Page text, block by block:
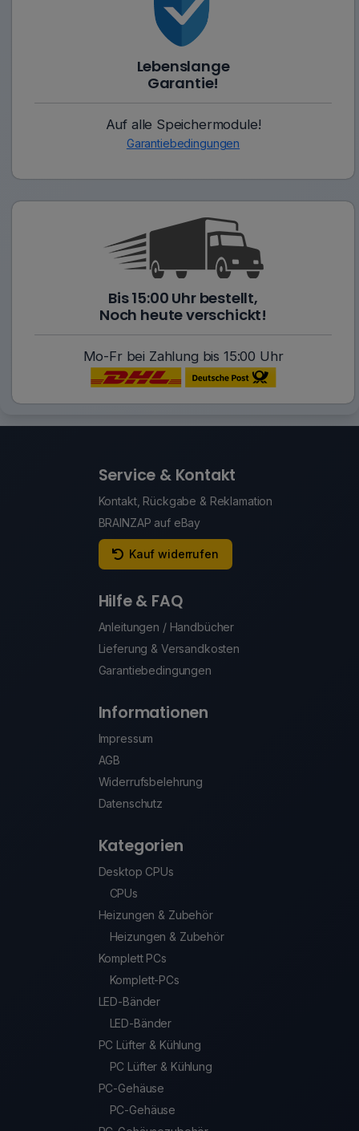
Lebenslange
Garantie!
Auf alle Speichermodule!
Garantiebedingungen
Bis 15:00 Uhr bestellt,
Noch heute verschickt!
Mo-Fr bei Zahlung bis 15:00 Uhr
Service & Kontakt
Kontakt, Rückgabe & Reklamation
BRAINZAP auf eBay
Kauf widerrufen
Hilfe & FAQ
Anleitungen / Handbücher
Lieferung & Versandkosten
Garantiebedingungen
Informationen
Impressum
AGB
Widerrufsbelehrung
Datenschutz
Kategorien
Desktop CPUs
CPUs
Heizungen & Zubehör
Heizungen & Zubehör
Komplett PCs
Komplett-PCs
LED-Bänder
LED-Bänder
PC Lüfter & Kühlung
PC Lüfter & Kühlung
PC-Gehäuse
PC-Gehäuse